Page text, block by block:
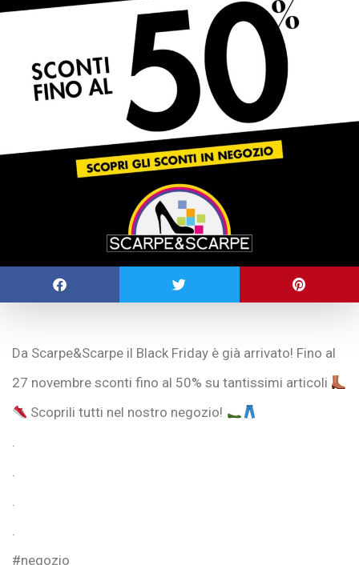
Da Scarpe&Scarpe il Black Friday è già arrivato! Fino al
27 novembre sconti fino al 50% su tantissimi articoli
Scoprili tutti nel nostro negozio!
#negozio